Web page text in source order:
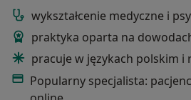
wykształcenie medyczne i
praktyka oparta na
pracuje w językach polskim i
Popularny specjalista: